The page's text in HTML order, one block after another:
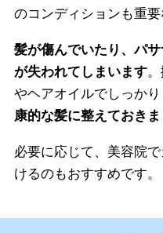
のコンディションも重要
髪が傷んでいたり、パ
が失われてしまいます。
やヘアオイルでしっかり
康的な髪に整えておきま
必要に応じて、美容院
けるのもおすすめです。